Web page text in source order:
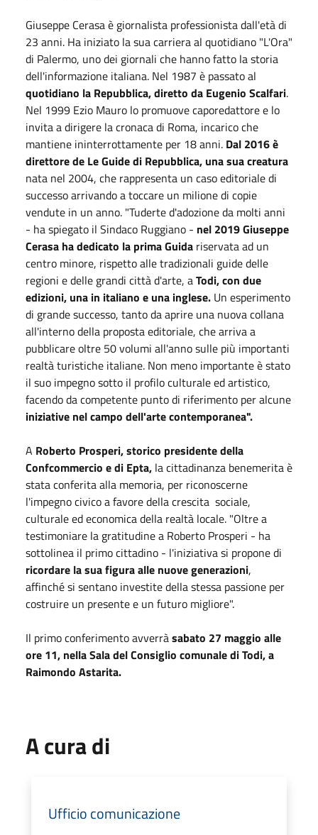
Giuseppe Cerasa è giornalista professionista dall'età di
23 anni. Ha iniziato la sua carriera al quotidiano "L'Ora"
di Palermo, uno dei giornali che hanno fatto la storia
dell'informazione italiana. Nel 1987 è passato al
quotidiano la Repubblica, diretto da Eugenio Scalfari.
Nel 1999 Ezio Mauro lo promuove caporedattore e lo
invita a dirigere la cronaca di Roma, incarico che
mantiene ininterrottamente per 18 anni. Dal 2016 è
direttore de Le Guide di Repubblica, una sua creatura
nata nel 2004, che rappresenta un caso editoriale di
successo arrivando a toccare un milione di copie
vendute in un anno. "Tuderte d'adozione da molti anni
- ha spiegato il Sindaco Ruggiano - nel 2019 Giuseppe
Cerasa ha dedicato la prima Guida riservata ad un
centro minore, rispetto alle tradizionali guide delle
regioni e delle grandi città d'arte, aTodi, con due
edizioni, una in italiano e una inglese. Un esperimento
di grande successo, tanto da aprire una nuova collana
all'interno della proposta editoriale, che arriva a
pubblicare oltre 50 volumi all'anno sulle più importanti
realtà turistiche italiane. Non meno importante è stato
il suo impegno sotto il profilo culturale ed artistico,
facendo da competente punto di riferimento per alcune
iniziative nel campo dell'arte contemporanea".
A Roberto Prosperi, storico presidente della
Confcommercio e di Epta, la cittadinanza benemerita è
stata conferita alla memoria, per riconoscerne
l'impegno civico a favore della crescita sociale,
culturale ed economica della realtà locale. "Oltre a
testimoniare la gratitudine a Roberto Prosperi - ha
sottolinea il primo cittadino - l'iniziativa si propone di
ricordare la sua figura alle nuove generazioni,
affinché si sentano investite della stessa passione per
costruire un presente e un futuro migliore".
Il primo conferimento avverràsabato 27 maggio alle
ore 11, nella Sala del Consiglio comunale di Todi, a
Raimondo Astarita.
A cura di
Ufficio comunicazione